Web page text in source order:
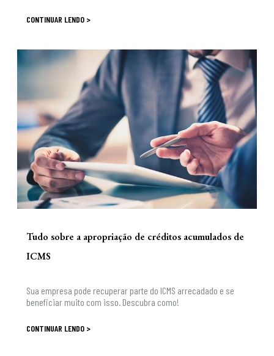
CONTINUAR LENDO >
Tudo sobre a apropriação de créditos acumulados de
ICMS
Sua empresa pode recuperar parte do ICMS arrecadado e se
beneficiar muito com isso. Descubra como!
CONTINUAR LENDO >